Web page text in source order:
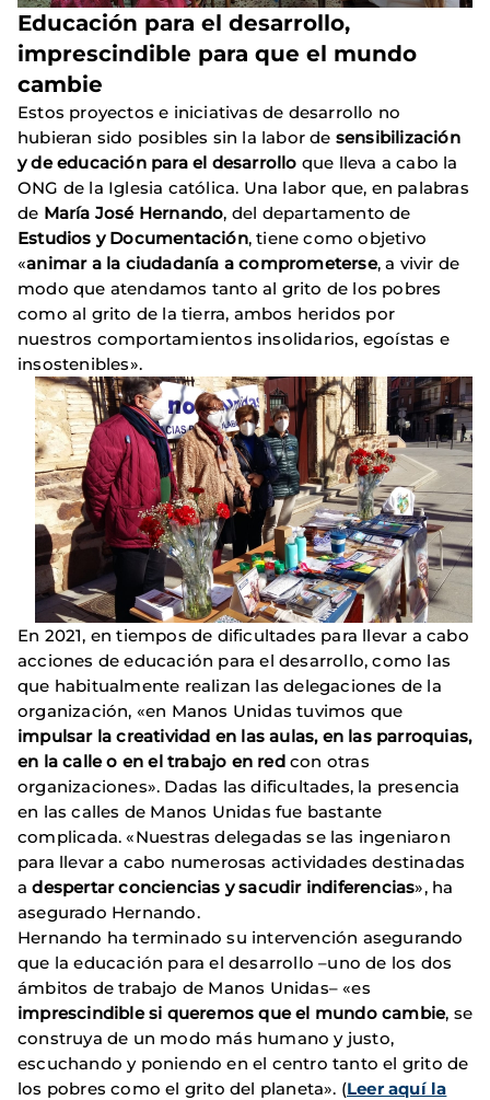
Educación para el desarrollo,
imprescindible para que el mundo
cambie
Estos proyectos e iniciativas de desarrollo no
hubieran sido posibles sin la labor de sensibilización
y de educación para el desarrollo que lleva a cabo la
ONG de la Iglesia católica. Una labor que, en palabras
de María José Hernando, del departamento de
Estudios y Documentación, tiene como objetivo
«animar a la ciudadanía a comprometerse, a vivir de
modo que atendamos tanto al grito de los pobres
como al grito de la tierra, ambos heridos por
nuestros comportamientos insolidarios, egoístas e
insostenibles».
En 2021, en tiempos de dificultades para llevar a cabo
acciones de educación para el desarrollo, como las
que habitualmente realizan las delegaciones de la
organización, «en Manos Unidas tuvimos que
impulsar la creatividad en las aulas, en las parroquias,
en la calle o en el trabajo en red con otras
organizaciones». Dadas las dificultades, la presencia
en las calles de Manos Unidas fue bastante
complicada. «Nuestras delegadas se las ingeniaron
para llevar a cabo numerosas actividades destinadas
adespertar conciencias y sacudir indiferencias», ha
asegurado Hernando.
Hernando ha terminado su intervención asegurando
que la educación para el desarrollo –uno de los dos
ámbitos de trabajo de Manos Unidas– «es
imprescindible si queremos que el mundo cambie, se
construya de un modo más humano y justo,
escuchando y poniendo en el centro tanto el grito de
los pobres como el grito del planeta». (Leer aquí la